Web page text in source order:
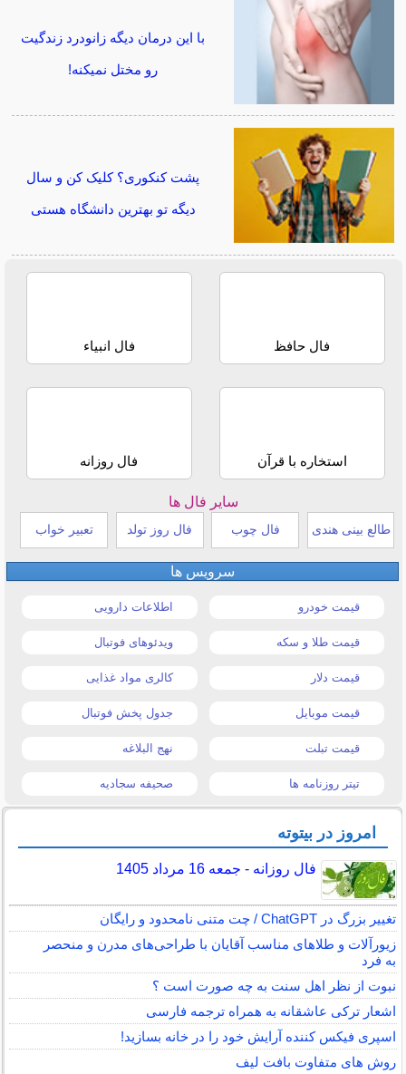
با این درمان دیگه زانودرد زندگیت
رو مختل نمیکنه!
پشت کنکوری؟ کلیک کن و سال
دیگه تو بهترین دانشگاه هستی
فال حافظ فال انبیاء
استخاره با قرآن فال روزانه
سایر فال ها
طالع بینی هندی فال چوب فال روز تولد تعبیر خواب
سرویس ها
قیمت خودرو اطلاعات دارویی
قیمت طلا و سکه ویدئوهای فوتبال
قیمت دلار کالری مواد غذایی
قیمت موبایل جدول پخش فوتبال
قیمت تبلت نهج البلاغه
تیتر روزنامه ها صحیفه سجادیه
امروز در بیتوته
فال روزانه - جمعه 16 مرداد 1405
تغییر بزرگ در ChatGPT / چت متنی نامحدود و رایگان
زیورآلات و طلاهای مناسب آقایان با طراحی‌های مدرن و منحصر
به فرد
نبوت از نظر اهل سنت به چه صورت است ؟
اشعار ترکی عاشقانه به همراه ترجمه فارسی
اسپری فیکس کننده آرایش خود را در خانه بسازید!
روش های متفاوت بافت لیف